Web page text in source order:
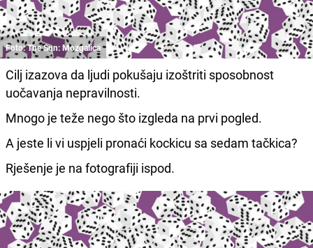
Foto: The Sun: Mozgalica
Cilj izazova da ljudi pokušaju izoštriti sposobnost
uočavanja nepravilnosti.
Mnogo je teže nego što izgleda na prvi pogled.
A jeste li vi uspjeli pronaći kockicu sa sedam tačkica?
Rješenje je na fotografiji ispod.